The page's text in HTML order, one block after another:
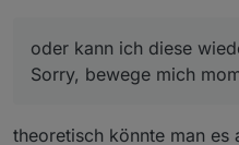
oder kann ich diese
Sorry, bewege mich
theoretisch könnte man es